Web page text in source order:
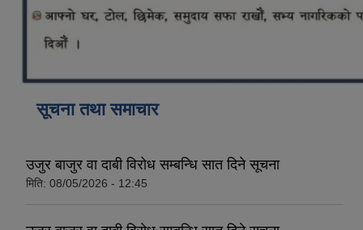
सूचना तथा समाचार
उजुर बाजुर वा दाबी विरोध सम्बन्धि सात दिने सूचना
मिति: 08/05/2026 - 12:45